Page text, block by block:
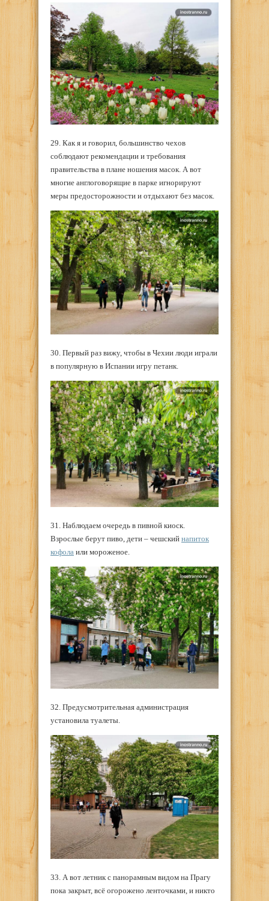
29. Как я и говорил, большинство чехов
соблюдают рекомендации и требования
правительства в плане ношения масок. А вот
многие англоговорящие в парке игнорируют
меры предосторожности и отдыхают без масок.
30. Первый раз вижу, чтобы в Чехии люди играли
в популярную в Испании игру петанк.
31. Наблюдаем очередь в пивной киоск.
Взрослые берут пиво, дети – чешский напиток
кофола или мороженое.
32. Предусмотрительная администрация
установила туалеты.
33. А вот летник с панорамным видом на Прагу
пока закрыт, всё огорожено ленточками, и никто